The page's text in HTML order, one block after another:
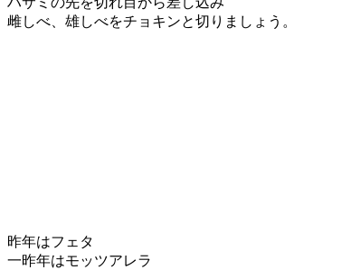
雌しべ、雄しべをチョキンと切りましょう。
昨年はフェタ
一昨年はモッツアレラ